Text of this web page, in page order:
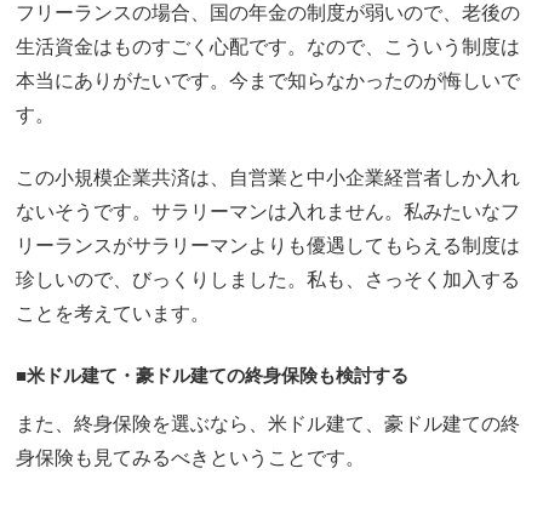
フリーランスの場合、国の年金の制度が弱いので、老後の
生活資金はものすごく心配です。なので、こういう制度は
本当にありがたいです。今まで知らなかったのが悔しいで
す。
この小規模企業共済は、自営業と中小企業経営者しか入れ
ないそうです。サラリーマンは入れません。私みたいなフ
リーランスがサラリーマンよりも優遇してもらえる制度は
珍しいので、びっくりしました。私も、さっそく加入する
ことを考えています。
■米ドル建て・豪ドル建ての終身保険も検討する
また、終身保険を選ぶなら、米ドル建て、豪ドル建ての終
身保険も見てみるべきということです。